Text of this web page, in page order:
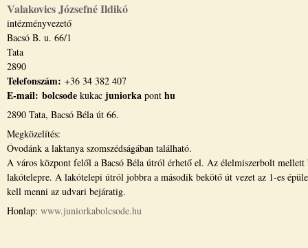
Valakovics Józsefné Ildikó
intézményvezető
Bacsó B. u. 66/1
Tata
2890
Telefonszám: +36 34 382 407
E-mail: bolcsode kukac juniorka pont hu
2890 Tata, Bacsó Béla út 66.
Megközelítés:
Óvodánk a laktanya szomszédságában található.
A város központ felől a Bacsó Béla útról érhető el. Az élelmiszerbolt
lakótelepre. A lakótelepi útról jobbra a második bekötő út vezet az 1-es
kell menni az udvari bejáratig.
Honlap: www.juniorkabolcsode.hu